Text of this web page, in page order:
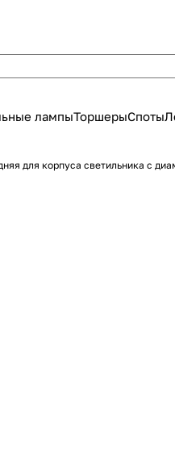
лампыТоршерыСпоты
для корпуса светильника с